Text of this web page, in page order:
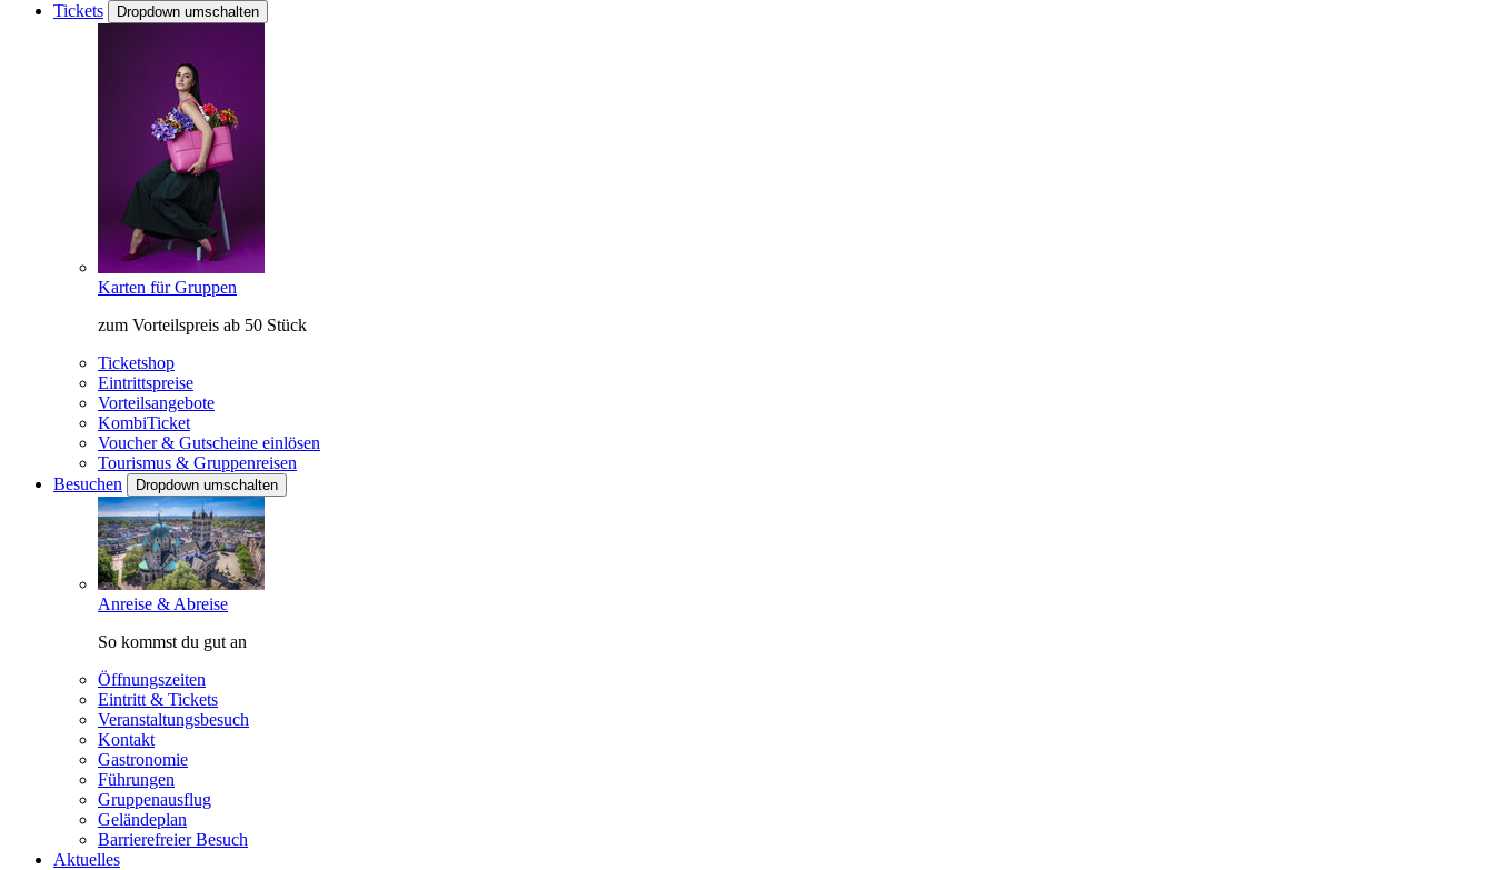
Tickets
Dropdown umschalten
Karten für Gruppen
zum Vorteilspreis ab 50 Stück
Ticketshop
Eintrittspreise
Vorteilsangebote
KombiTicket
Voucher & Gutscheine einlösen
Tourismus & Gruppenreisen
Besuchen
Dropdown umschalten
Anreise & Abreise
So kommst du gut an
Öffnungszeiten
Eintritt & Tickets
Veranstaltungsbesuch
Kontakt
Gastronomie
Führungen
Gruppenausflug
Geländeplan
Barrierefreier Besuch
Aktuelles